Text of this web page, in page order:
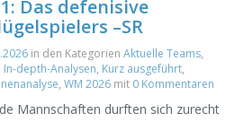
Das defenisive
–SR
in den Kategorien Aktuelle Teams,
In-depth-Analysen, Kurz ausgeführt,
, WM 2026 mit 0 Kommentaren
Mannschaften durften sich zurecht